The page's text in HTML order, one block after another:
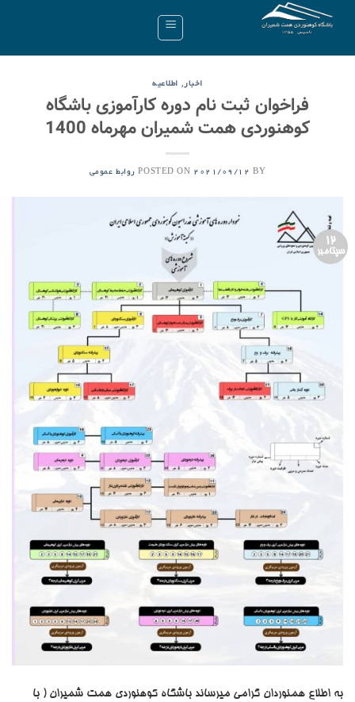
اخبار, اطلاعیه
فراخوان ثبت نام دوره کارآموزی باشگاه
کوهنوردی همت شمیران مهرماه 1400
POSTED ON 2021/09/12 BY روابط عمومی
12
سپتامبر
به اطلاع همنوردان گرامی میرساند باشگاه کوهنوردی همت شمیران ( با